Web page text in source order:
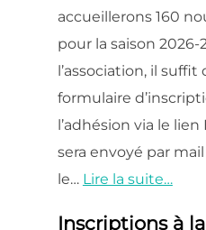
accueillerons 160
pour la saison 2026-
l’association, il
formulaire
l’adhésion via le
sera envoyé par
le… Lire la suite…
Inscriptions à